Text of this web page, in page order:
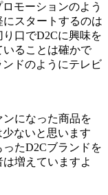
モーションのよう
スタートするのは
口でD2Cに興味を
ることは確かで
ドのようにテレビ
になった商品を
少ないと思います
たD2Cブランドを
は増えていますよ